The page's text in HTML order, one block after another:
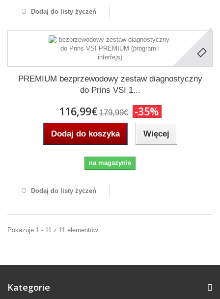
Dodaj do listy życzeń
PREMIUM bezprzewodowy zestaw diagnostyczny
do Prins VSI 1...
116,99€ 179,99€ -35%
Dodaj do koszyka Więcej
na magazynie
Dodaj do listy życzeń
Pokazuje 1 - 11 z 11 elementów
Kategorie